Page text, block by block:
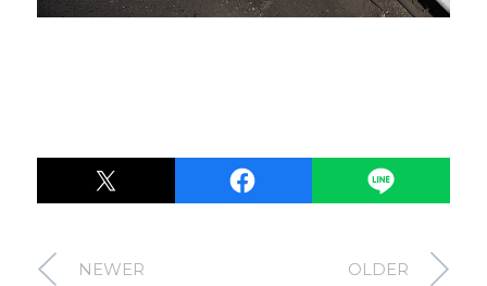
NEWER OLDER